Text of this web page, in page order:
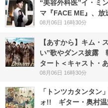
“美容外科医”イ・ミ
マ『FACE ME』、放
08月06日 16時30分
【あすから】キム・
い”歌やダンス披露
タート＜キャスト・
08月06日 16時30分
「トンツカタンタン
ォ!! ギター・奥村